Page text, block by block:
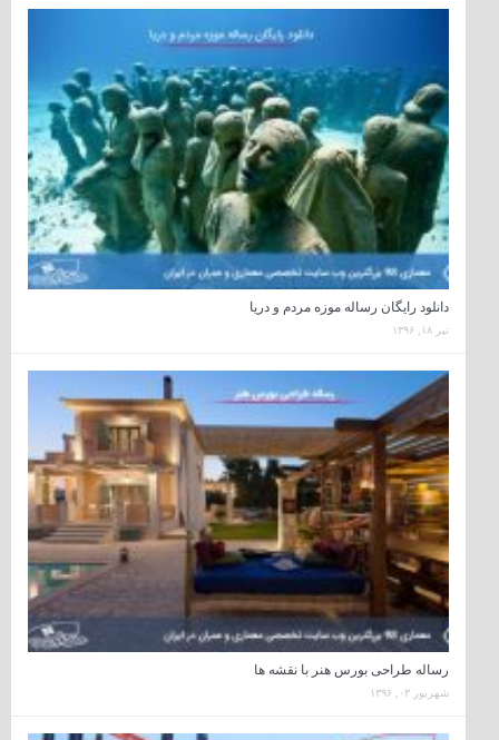
دانلود رایگان رساله موزه مردم و دریا
تیر ۱۸, ۱۳۹۶
رساله طراحی بورس هنر با نقشه ها
شهریور ۰۳, ۱۳۹۶